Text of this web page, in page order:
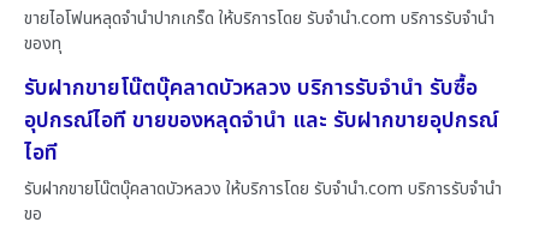
ขายไอโฟนหลุดจำนำปากเกร็ด ให้บริการโดย รับจํานํา.com บริการรับจำนำ
ของทุ
รับฝากขายโน๊ตบุ๊คลาดบัวหลวง บริการรับจำนำ รับซื้อ
อุปกรณ์ไอที ขายของหลุดจำนำ และ รับฝากขายอุปกรณ์
ไอที
รับฝากขายโน๊ตบุ๊คลาดบัวหลวง ให้บริการโดย รับจํานํา.com บริการรับจำนำ
ขอ